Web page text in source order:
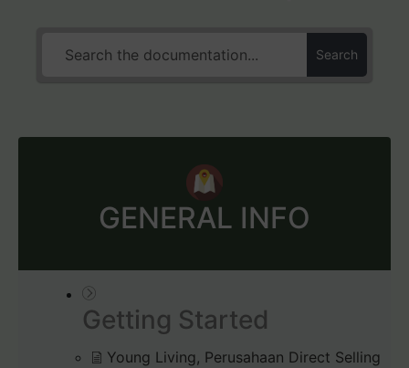
Search
GENERAL INFO
Getting Started
Young Living, Perusahaan Direct Selling